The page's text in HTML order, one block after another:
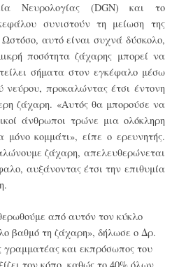
Νευρολογίας (DGN) και το
συνιστούν τη μείωση της
αυτό είναι συχνά δύσκολο,
ποσότητα ζάχαρης μπορεί να
σήματα στον εγκέφαλο μέσω
νεύρου, προκαλώντας έτσι έντονη
ζάχαρη. «Αυτός θα μπορούσε να
άνθρωποι τρώνε μια ολόκληρη
κομμάτι», είπε ο ερευνητής.
ζάχαρη, απελευθερώνεται
αυξάνοντας έτσι την επιθυμία
από αυτόν τον κύκλο
βαθμό τη ζάχαρη», δήλωσε ο Δρ.
γραμματέας και εκπρόσωπος του
τον κόπο, καθώς το 40% όλων